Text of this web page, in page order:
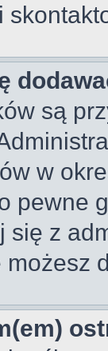
są
w
pewne
się z